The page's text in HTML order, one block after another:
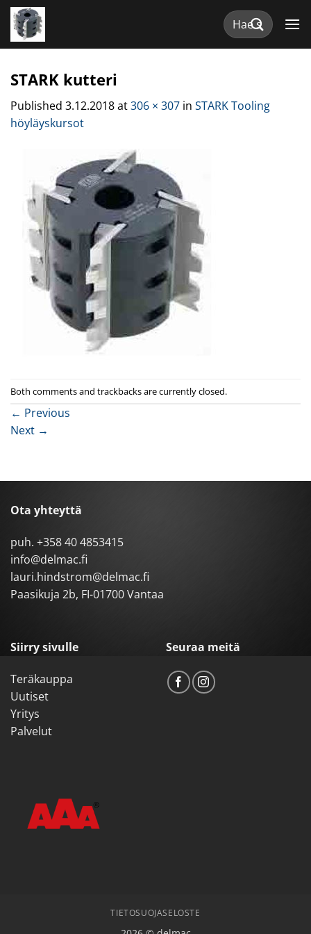
Skip
content
Etsi:
STARK kutteri
Published 3.12.2018at306 × 307 in STARK Tooling
höyläyskursot
Both comments and trackbacks are currently closed.
← Previous
Next →
Ota yhteyttä
puh. +358 40 4853415
info@delmac.fi
lauri.hindstrom@delmac.fi
Paasikuja 2b, FI-01700 Vantaa
Siirry sivulle
Teräkauppa
Uutiset
Yritys
Palvelut
Seuraa meitä
TIETOSUOJASELOSTE